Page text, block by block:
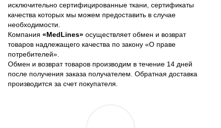
исключительно сертифицированные ткани, сертификаты
качества которых мы можем предоставить в случае
необходимости.
Компания «MedLines» осуществляет обмен и возврат
товаров надлежащего качества по закону «О праве
потребителей».
Обмен и возврат товаров производим в течение 14 дней
после получения заказа получателем. Обратная доставка
производится за счет покупателя.